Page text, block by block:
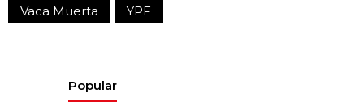
Vaca Muerta YPF
Popular